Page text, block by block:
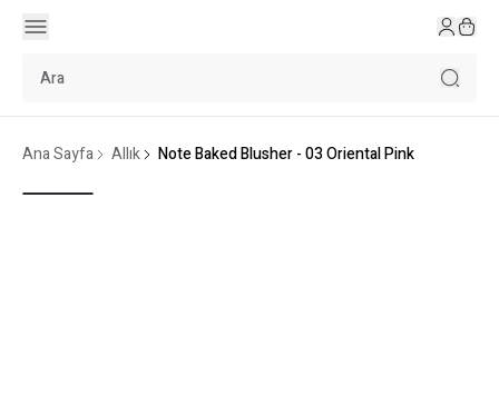
Ana Sayfa Allık Note Baked Blusher - 03 Oriental Pink